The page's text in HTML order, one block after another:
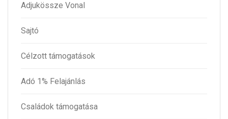
Adjukössze Vonal
Sajtó
Célzott támogatások
Adó 1% Felajánlás
Családok támogatása